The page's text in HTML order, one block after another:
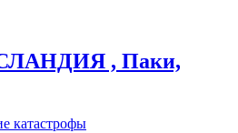
, Паки,
катастрофы